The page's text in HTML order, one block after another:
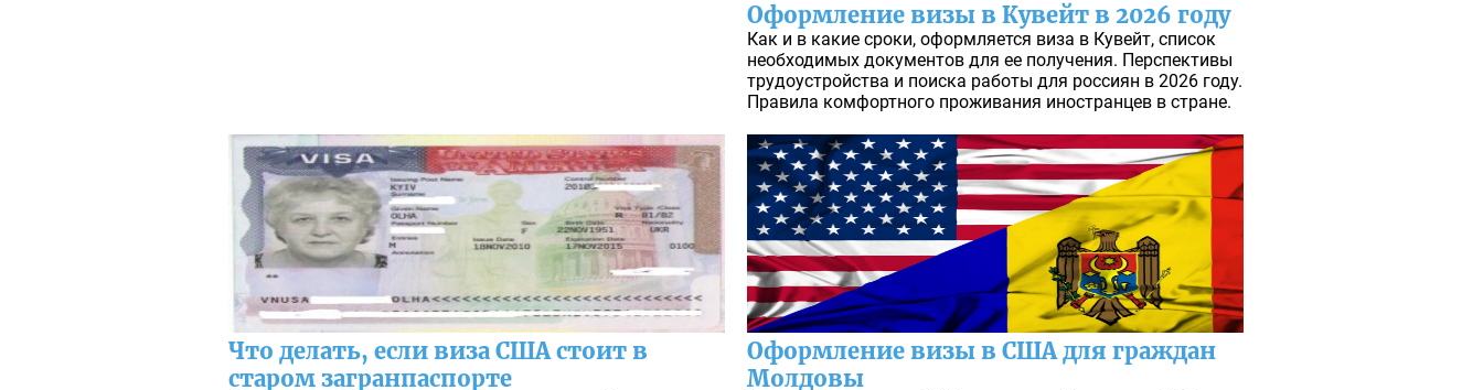
Оформление визы в Кувейт в 2026 году
Как и в какие сроки, оформляется виза в Кувейт, список
необходимых документов для ее получения. Перспективы
трудоустройства и поиска работы для россиян в 2026 году.
Правила комфортного проживания иностранцев в стране.
Что делать, если виза США стоит в
старом загранпаспорте
Оформление визы в США для граждан
Молдовы